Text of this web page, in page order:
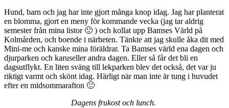
Hund, barn och jag har inte gjort många knop idag. Jag har planterat
en blomma, gjort en meny för kommande vecka (jag tar aldrig
semester från mina listor 🙂 ) och kollat upp Bamses Värld på
Kolmården, och boende i närheten. Tänkte att jag skulle åka dit med
Mini-me och kanske mina föräldrar. Ta Bamses värld ena dagen och
djurparken och karuseller andra dagen. Eller så får det bli en
dagsutflykt. En liten sväng till lekparken blev det också, det var ju
riktigt varmt och skönt idag. Härligt när man inte är tung i huvudet
efter en midsommarafton 🙂
Dagens frukost och lunch.